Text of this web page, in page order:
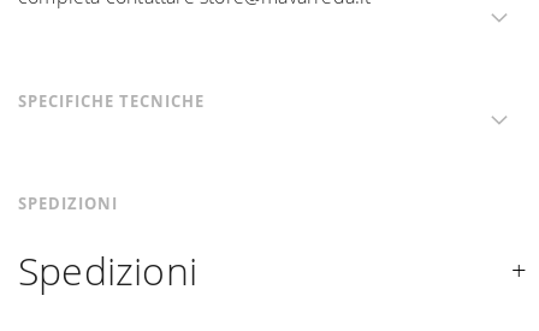
SPECIFICHE TECNICHE
SPEDIZIONI
Spedizioni